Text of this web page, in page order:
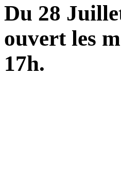
Du 28
ouvert les
17h.